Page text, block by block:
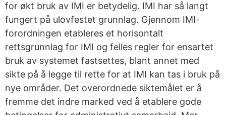
for økt bruk av IMI er betydelig. IMI har så langt
fungert på ulovfestet grunnlag. Gjennom IMI-
forordningen etableres et horisontalt
rettsgrunnlag for IMI og felles regler for ensartet
bruk av systemet fastsettes, blant annet med
sikte på å legge til rette for at IMI kan tas i bruk på
nye områder. Det overordnede siktemålet er å
fremme det indre marked ved å etablere gode